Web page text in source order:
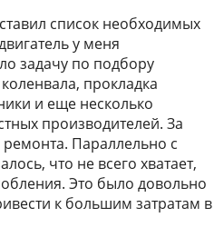
список необходимых
у меня
задачу по подбору
прокладка
и еще несколько
производителей. За
ремонта. Параллельно с
что не всего хватает,
Это было довольно
к большим затратам в